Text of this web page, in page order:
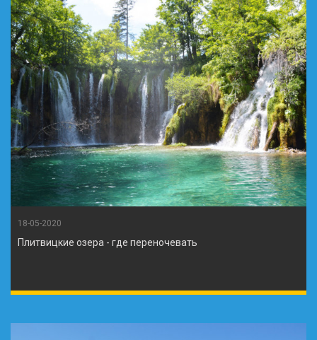
18-05-2020
Плитвицкие озера - где переночевать